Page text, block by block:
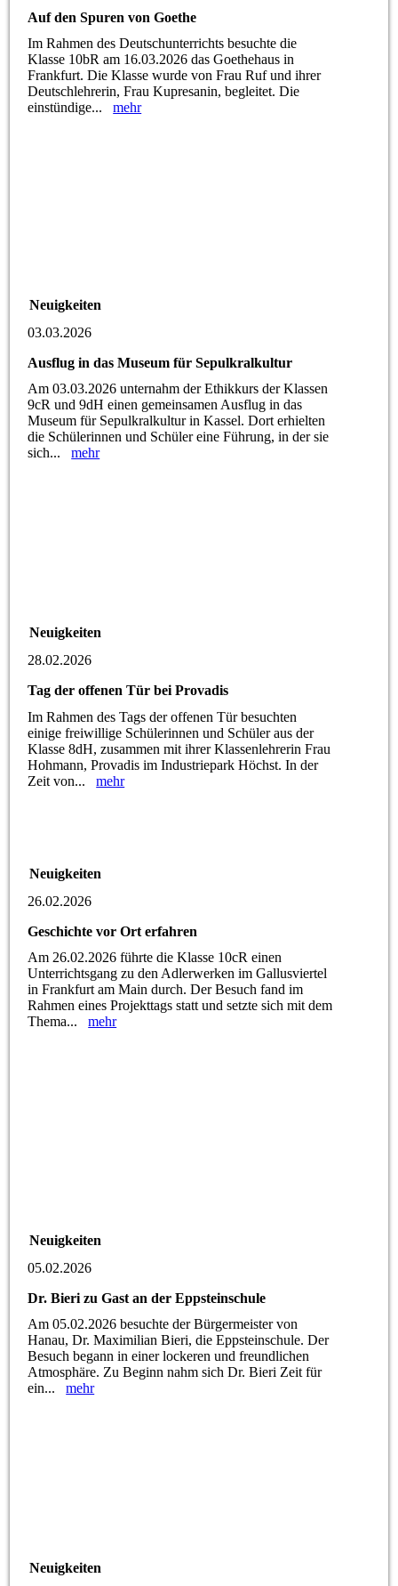
Auf den Spuren von Goethe
Im Rahmen des Deutschunterrichts besuchte die
Klasse 10bR am 16.03.2026 das Goethehaus in
Frankfurt. Die Klasse wurde von Frau Ruf und ihrer
Deutschlehrerin, Frau Kupresanin, begleitet. Die
einstündige...mehr
Neuigkeiten
03.03.2026
Ausflug in das Museum für Sepulkralkultur
Am 03.03.2026 unternahm der Ethikkurs der Klassen
9cR und 9dH einen gemeinsamen Ausflug in das
Museum für Sepulkralkultur in Kassel. Dort erhielten
die Schülerinnen und Schüler eine Führung, in der sie
sich...mehr
Neuigkeiten
28.02.2026
Tag der offenen Tür bei Provadis
Im Rahmen des Tags der offenen Tür besuchten
einige freiwillige Schülerinnen und Schüler aus der
Klasse 8dH, zusammen mit ihrer Klassenlehrerin Frau
Hohmann, Provadis im Industriepark Höchst. In der
Zeit von...mehr
Neuigkeiten
26.02.2026
Geschichte vor Ort erfahren
Am 26.02.2026 führte die Klasse 10cR einen
Unterrichtsgang zu den Adlerwerken im Gallusviertel
in Frankfurt am Main durch. Der Besuch fand im
Rahmen eines Projekttags statt und setzte sich mit dem
Thema...mehr
Neuigkeiten
05.02.2026
Dr. Bieri zu Gast an der Eppsteinschule
Am 05.02.2026 besuchte der Bürgermeister von
Hanau, Dr. Maximilian Bieri, die Eppsteinschule. Der
Besuch begann in einer lockeren und freundlichen
Atmosphäre. Zu Beginn nahm sich Dr. Bieri Zeit für
ein...mehr
Neuigkeiten